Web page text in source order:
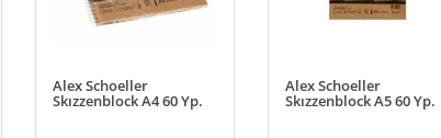
Alex Schoeller
Skızzenblock A4 60 Yp.
Alex Schoeller
Skızzenblock A5 60 Yp.